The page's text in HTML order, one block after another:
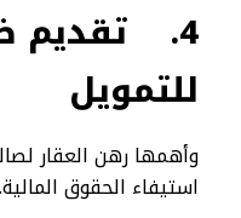
4.
تقديم
للتمويل
وأهمها رهن العقار
استيفاء الحقوق المالية.